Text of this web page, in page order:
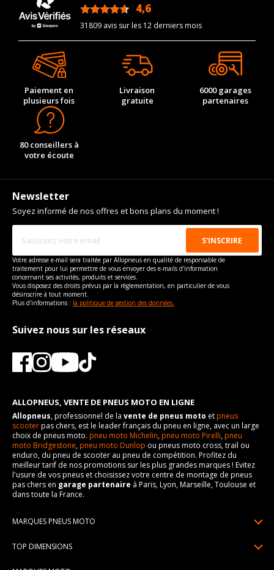
4,6
31809 avis sur les 12 derniers mois
Paiement en
plusieurs fois
Livraison
gratuite
6000 garages
partenaires
80 conseillers à
votre écoute
Newsletter
Soyez informé de nos offres et bons plans du moment !
Votre adresse e-mail sera traitée par Allopneus en qualité de responsable de
traitement pour lui permettre de vous envoyer des e-mails d'information
concernant ses activités, produits et services.
Vous disposez des droits prévus par la règlementation, en particulier de vous
désinscrire à tout moment.
Plus d'informations : la politique de gestion des données.
Suivez nous sur les réseaux
ALLOPNEUS, VENTE DE PNEUS MOTO EN LIGNE
Allopneus, professionnel de la vente de pneus moto etpneus
scooterpas chers, est le leader français du pneu en ligne, avec un large
choix de pneus moto. pneu moto Michelin,pneu moto Pirelli,pneu
moto Bridgestone,pneu moto Dunlop ou pneus moto cross, trail ou
enduro, du pneu de scooter au pneu de compétition. Profitez du
meilleur tarif de nos promotions sur les plus grandes marques ! Evitez
l'usure de vos pneus et choisissez votre centre de montage de pneus
pas chers en garage partenaire à Paris, Lyon, Marseille, Toulouse et
dans toute la France.
MARQUES PNEUS MOTO
TOP DIMENSIONS